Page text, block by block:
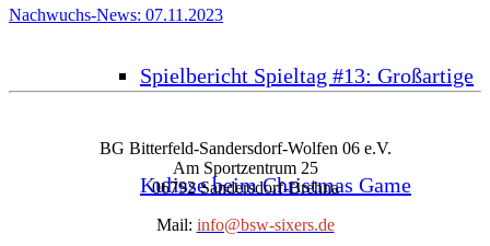
Spielbericht Spieltag #13: Großartige
Kulisse beim Christmas Game
Nachwuchs-News: 07.11.2023
BG Bitterfeld-Sandersdorf-Wolfen 06 e.V.
Am Sportzentrum 25
06792 Sandersdorf-Brehna
Mail: info@bsw-sixers.de